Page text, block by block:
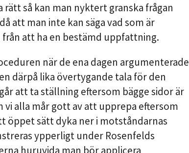
så kan man nyktert granska frågan
att man inte kan säga vad som är
att ha en bestämd uppfattning.
när de ena dagen argumenterade
därpå lika övertygande tala för den
att ta ställning eftersom bägge sidor är
vi alla mår gott av att upprepa eftersom
öppet sätt dyka ner i motståndarnas
ypperligt under Rosenfelds
huruvida man bör applicera